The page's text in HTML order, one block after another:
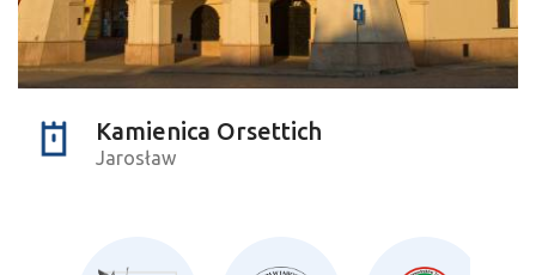
Kamienica Orsettich
Jarosław